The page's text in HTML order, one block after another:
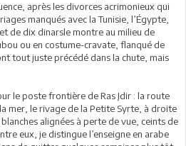
après les divorces acrimonieux qui
manqués avec la Tunisie, l’Égypte,
de dix dinarsle montre au milieu de
ou en costume-cravate, flanqué de
tout juste précédé dans la chute, mais
le poste frontière de Ras Jdir : la route
mer, le rivage de la Petite Syrte, à droite
alignées à perte de vue, ceints de
eux, je distingue l’enseigne en arabe